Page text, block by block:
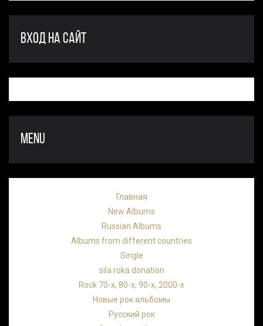
ВХОД НА САЙТ
MENU
Главная
New Albums
Russian Albums
Albums from different countries
Single
sila roka donation
Rock 70-х, 80-х, 90-х, 2000-х
Новые рок альбомы
Русский рок